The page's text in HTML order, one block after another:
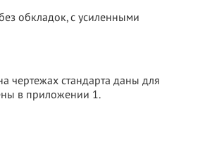
обкладок, с усиленными
чертежах стандарта даны для
в приложении 1.